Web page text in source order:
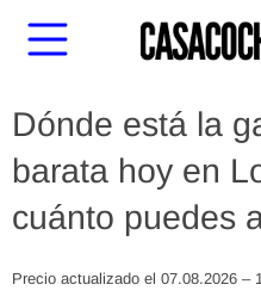
Dónde está la
barata hoy en
cuánto puedes
Precio actualizado el 07.08.2026 –